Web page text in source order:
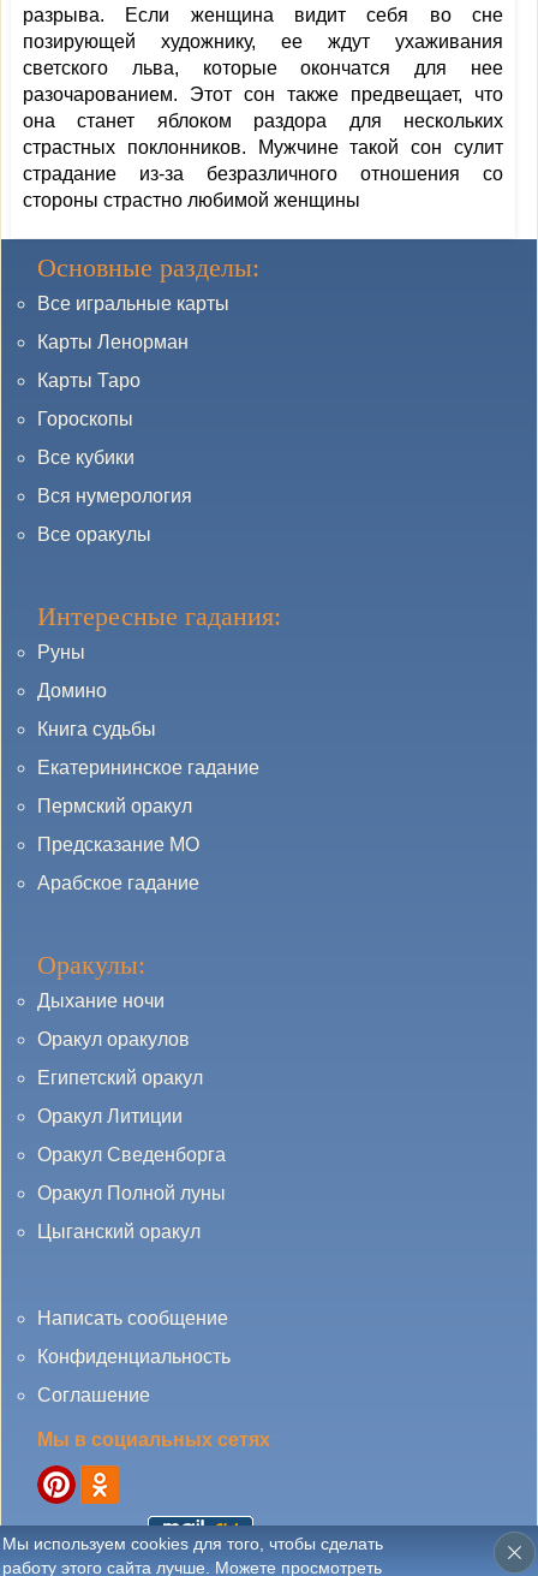
разрыва. Если женщина видит себя во сне
позирующей художнику, ее ждут ухаживания
светского льва, которые окончатся для нее
разочарованием. Этот сон также предвещает, что
она станет яблоком раздора для нескольких
страстных поклонников. Мужчине такой сон сулит
страдание из-за безразличного отношения со
стороны страстно любимой женщины
Основные разделы:
Все игральные карты
Карты Ленорман
Карты Таро
Гороскопы
Все кубики
Вся нумерология
Все оракулы
Интересные гадания:
Руны
Домино
Книга судьбы
Екатерининское гадание
Пермский оракул
Предсказание МО
Арабское гадание
Оракулы:
Дыхание ночи
Оракул оракулов
Египетский оракул
Оракул Литиции
Оракул Сведенборга
Оракул Полной луны
Цыганский оракул
Написать сообщение
Конфиденциальность
Соглашение
Мы в социальных сетях
Мы используем cookies для того, чтобы сделать
работу этого сайта лучше. Можете просмотреть